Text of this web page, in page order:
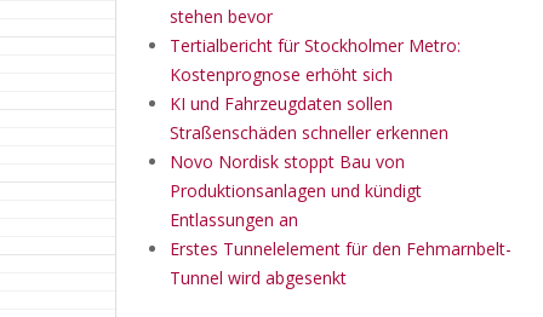
stehen bevor
Tertialbericht für Stockholmer Metro:
Kostenprognose erhöht sich
KI und Fahrzeugdaten sollen
Straßenschäden schneller erkennen
Novo Nordisk stoppt Bau von
Produktionsanlagen und kündigt
Entlassungen an
Erstes Tunnelelement für den Fehmarnbelt-
Tunnel wird abgesenkt